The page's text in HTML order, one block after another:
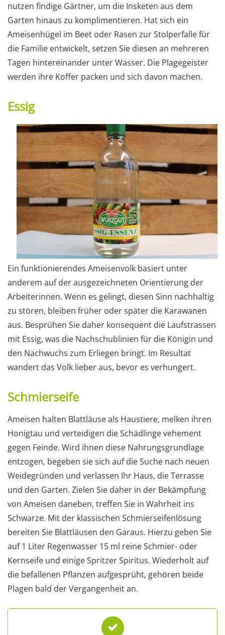
nutzen findige Gärtner, um die Insketen aus dem
Garten hinaus zu komplimentieren. Hat sich ein
Ameisenhügel im Beet oder Rasen zur Stolperfalle für
die Familie entwickelt, setzen Sie diesen an mehreren
Tagen hintereinander unter Wasser. Die Plagegeister
werden ihre Koffer packen und sich davon machen.
Essig
Ein funktionierendes Ameisenvolk basiert unter
anderem auf der ausgezeichneten Orientierung der
Arbeiterinnen. Wenn es gelingt, diesen Sinn nachhaltig
zu stören, bleiben früher oder später die Karawanen
aus. Besprühen Sie daher konsequent die Laufstrassen
mit Essig, was die Nachschublinien für die Königin und
den Nachwuchs zum Erliegen bringt. Im Resultat
wandert das Volk lieber aus, bevor es verhungert.
Schmierseife
Ameisen halten Blattläuse als Haustiere, melken ihren
Honigtau und verteidigen die Schädlinge vehement
gegen Feinde. Wird ihnen diese Nahrungsgrundlage
entzogen, begeben sie sich auf die Suche nach neuen
Weidegründen und verlassen Ihr Haus, die Terrasse
und den Garten. Zielen Sie daher in der Bekämpfung
von Ameisen daneben, treffen Sie in Wahrheit ins
Schwarze. Mit der klassischen Schmierseifenlösung
bereiten Sie Blattläusen den Garaus. Hierzu geben Sie
auf 1 Liter Regenwasser 15 ml reine Schmier- oder
Kernseife und einige Spritzer Spiritus. Wiederholt auf
die befallenen Pflanzen aufgesprüht, gehören beide
Plagen bald der Vergangenheit an.